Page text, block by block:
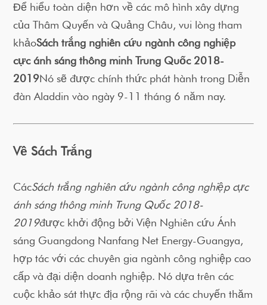
Để hiểu toàn diện hơn về các mô hình xây dựng
của Thâm Quyến và Quảng Châu, vui lòng tham
khảoSách trắng nghiên cứu ngành công nghiệp
cực ánh sáng thông minh Trung Quốc 2018-
2019Nó sẽ được chính thức phát hành trong Diễn
đàn Aladdin vào ngày 9-11 tháng 6 năm nay.
Về Sách Trắng
CácSách trắng nghiên cứu ngành công nghiệp cực
ánh sáng thông minh Trung Quốc 2018-
2019được khởi động bởi Viện Nghiên cứu Ánh
sáng Guangdong Nanfang Net Energy-Guangya,
hợp tác với các chuyên gia ngành công nghiệp cao
cấp và đại diện doanh nghiệp. Nó dựa trên các
cuộc khảo sát thực địa rộng rãi và các chuyến thăm